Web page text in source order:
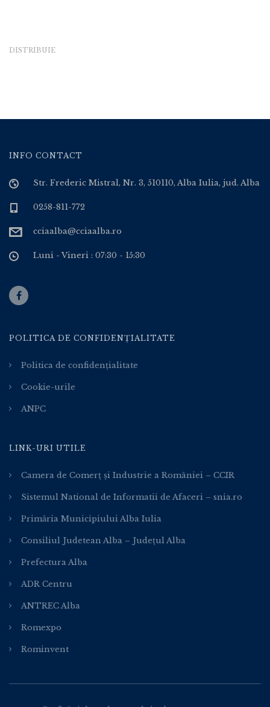
DISTRIBUIE
INFO CONTACT
Str. Frederic Mistral, Nr. 3, 510110, Alba Iulia, jud. Alba
0258-811-772
cciaalba@cciaalba.ro
Luni - Vineri : 07:30 - 15:30
POLITICA DE CONFIDENȚIALITATE
Politica de confidențialitate
Cookie-urile
ANPC
LINK-URI UTILE
Camera de Comerț și Industrie a României – CCIR
Sistemul National de Informatii de Afaceri – snia.ro
Primăria Municipiului Alba Iulia
Consiliul Judetean Alba – Județul Alba
Prefectura Alba
ADR Centru
ANTREC Alba
Romexpo
Rominvent